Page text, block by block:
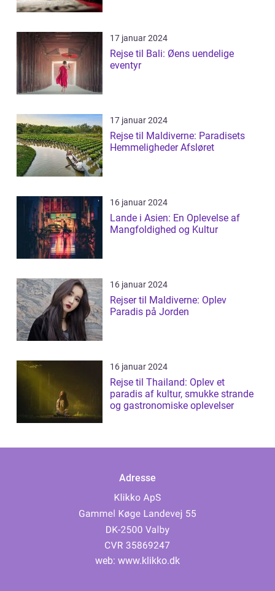
17 januar 2024
Rejse til Bali: Øens uendelige
eventyr
17 januar 2024
Rejse til Maldiverne: Paradisets
Hemmeligheder Afsløret
16 januar 2024
Lande i Asien: En Oplevelse af
Mangfoldighed og Kultur
16 januar 2024
Rejser til Maldiverne: Oplev
Paradis på Jorden
16 januar 2024
Rejse til Thailand: Oplev et
paradis af kultur, smukke strande
og gastronomiske oplevelser
Adresse
web: www.klikko.dk